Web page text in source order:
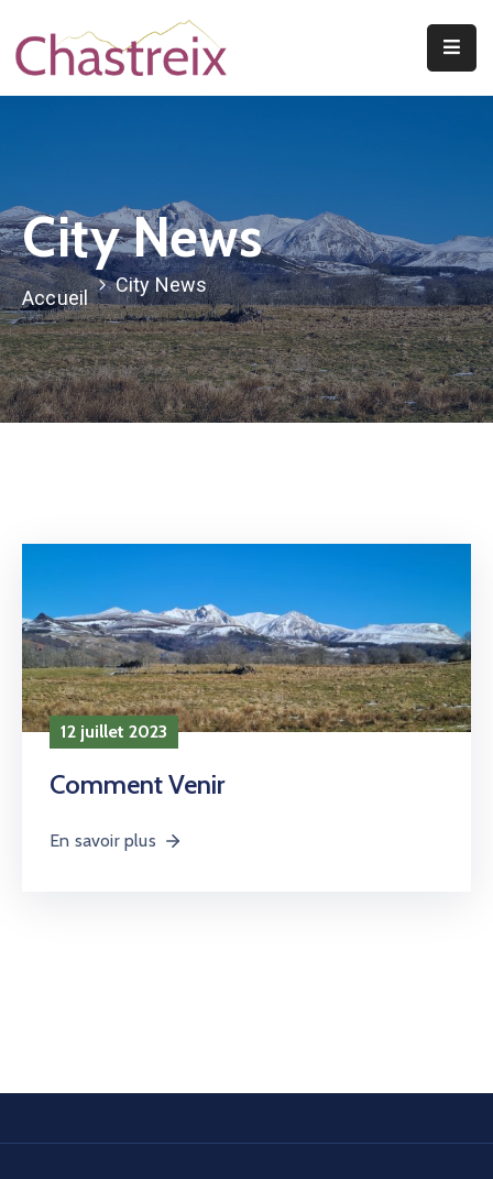
Vie
Village
Vivre
À
Chastreix
A
Voir/A
City News
Accueil
City News
12 juillet 2023
Comment Venir
En savoir plus